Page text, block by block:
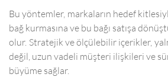
Bu yöntemler, markaların hedef
bağ kurmasına ve bu bağı satışa
olur. Stratejik ve ölçülebilir içerikler,
değil, uzun vadeli müşteri ilişkileri ve
büyüme sağlar.